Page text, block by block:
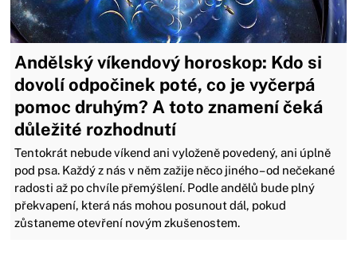
Andělský víkendový horoskop: Kdo si
dovolí odpočinek poté, co je vyčerpá
pomoc druhým? A toto znamení čeká
důležité rozhodnutí
Tentokrát nebude víkend ani vyloženě povedený, ani úplně
pod psa. Každý z nás v něm zažije něco jiného – od nečekané
radosti až po chvíle přemýšlení. Podle andělů bude plný
překvapení, která nás mohou posunout dál, pokud
zůstaneme otevření novým zkušenostem.